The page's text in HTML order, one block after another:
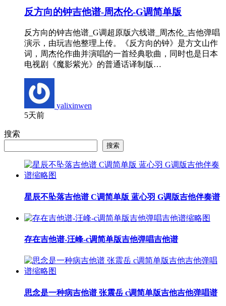
反方向的钟吉他谱-周杰伦-G调简单版
反方向的钟吉他谱_G调超原版六线谱_周杰伦_吉他弹唱
演示，由玩吉他整理上传。《反方向的钟》是方文山作
词，周杰伦作曲并演唱的一首经典歌曲，同时也是日本
电视剧《魔影紫光》的普通话译制版…
yalixinwen
5天前
搜索
搜索
星辰不坠落吉他谱 C调简单版 蓝心羽 G调版吉他伴奏谱
存在吉他谱-汪峰-c调简单版吉他弹唱吉他谱
思念是一种病吉他谱 张震岳 c调简单版吉他吉他弹唱谱